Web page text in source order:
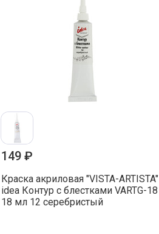
149 ₽
Краска акриловая "VISTA-ARTISTA"
idea Контур с блестками VARTG-18
18 мл 12 серебристый
Эл. почта
Пароль
Запомнить меня